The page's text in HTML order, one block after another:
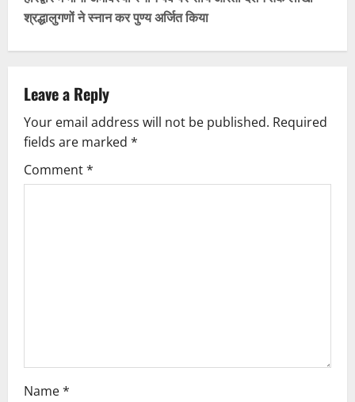
n
v
i
g
श्रद्धालुगणों ने स्नान कर पुण्य अर्जित किया
Leave a Reply
Your email address will not be published. Required
fields are marked *
Comment*
Name*